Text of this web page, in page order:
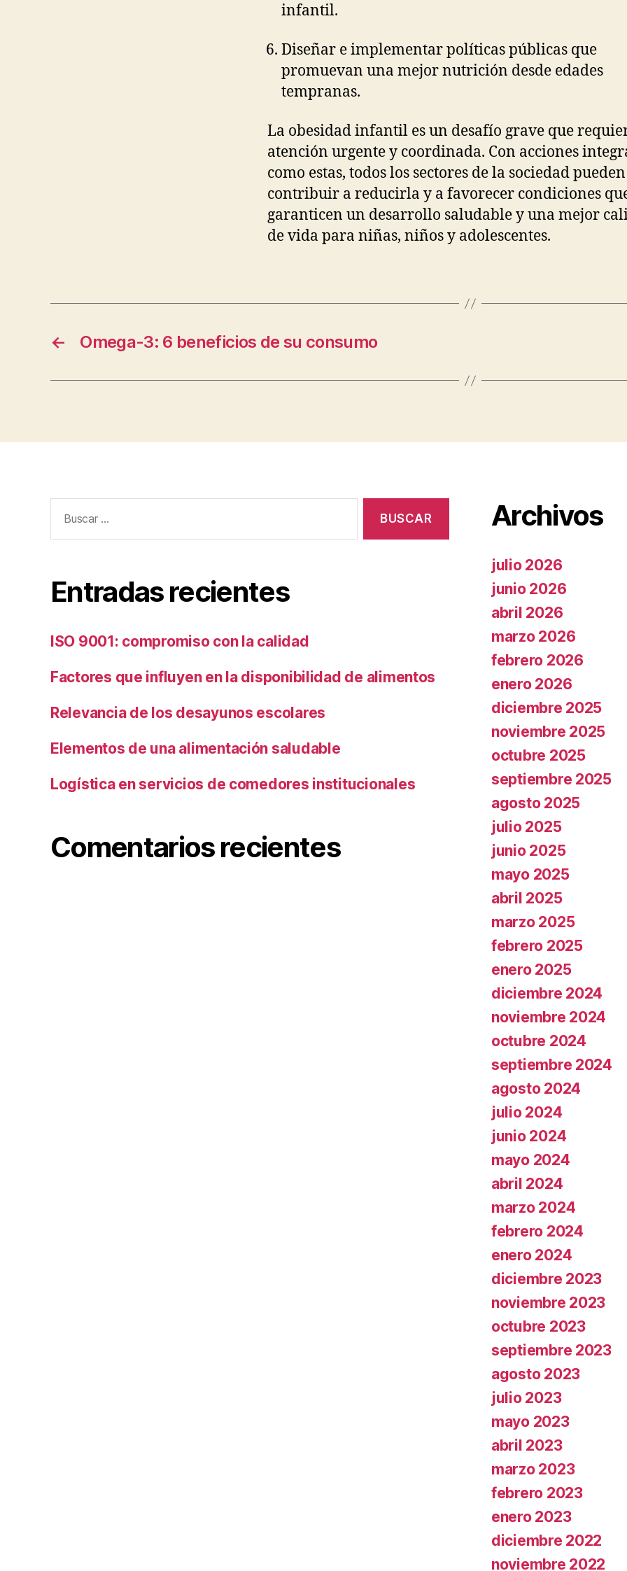
infantil.
Diseñar e implementar políticas públicas que
promuevan una mejor nutrición desde edades
tempranas.
La obesidad infantil es un desafío grave que
atención urgente y coordinada. Con acciones
como estas, todos los sectores de la sociedad pueden
contribuir a reducirla y a favorecer condiciones
garanticen un desarrollo saludable y una mejor
de vida para niñas, niños y adolescentes.
← Omega-3: 6 beneficios de su consumo
Entradas recientes
ISO 9001: compromiso con la calidad
Factores que influyen en la disponibilidad de alimentos
Relevancia de los desayunos escolares
Elementos de una alimentación saludable
Logística en servicios de comedores institucionales
Comentarios recientes
Archivos
julio 2026
junio 2026
abril 2026
marzo 2026
febrero 2026
enero 2026
diciembre 2025
noviembre 2025
octubre 2025
septiembre 2025
agosto 2025
julio 2025
junio 2025
mayo 2025
abril 2025
marzo 2025
febrero 2025
enero 2025
diciembre 2024
noviembre 2024
octubre 2024
septiembre 2024
agosto 2024
julio 2024
junio 2024
mayo 2024
abril 2024
marzo 2024
febrero 2024
enero 2024
diciembre 2023
noviembre 2023
octubre 2023
septiembre 2023
agosto 2023
julio 2023
mayo 2023
abril 2023
marzo 2023
febrero 2023
enero 2023
diciembre 2022
noviembre 2022